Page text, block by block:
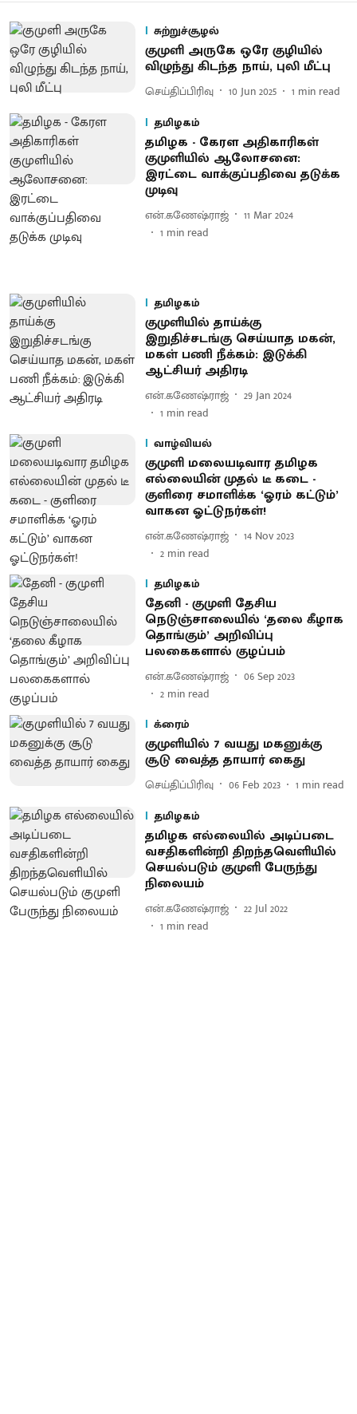
சுற்றுச்சூழல்
குமுளி அருகே ஒரே குழியில்
விழுந்து கிடந்த நாய், புலி மீட்பு
செய்திப்பிரிவு 10 Jun 2025 1 min read
தமிழகம்
தமிழக - கேரள அதிகாரிகள்
குமுளியில் ஆலோசனை:
இரட்டை வாக்குப்பதிவை தடுக்க
முடிவு
என்.கணேஷ்ராஜ்
11 Mar 2024
1 min read
தமிழகம்
குமுளியில் தாய்க்கு
இறுதிச்சடங்கு செய்யாத மகன்,
மகள் பணி நீக்கம்: இடுக்கி
ஆட்சியர் அதிரடி
என்.கணேஷ்ராஜ்
29 Jan 2024
1 min read
வாழ்வியல்
குமுளி மலையடிவார தமிழக
எல்லையின் முதல் டீ கடை -
குளிரை சமாளிக்க ‘ஓரம் கட்டும்’
வாகன ஓட்டுநர்கள்!
என்.கணேஷ்ராஜ்
14 Nov 2023
2 min read
தமிழகம்
தேனி - குமுளி தேசிய
நெடுஞ்சாலையில் ‘தலை கீழாக
தொங்கும்’ அறிவிப்பு
பலகைகளால் குழப்பம்
என்.கணேஷ்ராஜ்
06 Sep 2023
2 min read
க்ரைம்
குமுளியில் 7 வயது மகனுக்கு
சூடு வைத்த தாயார் கைது
செய்திப்பிரிவு 06 Feb 2023 1 min read
தமிழகம்
தமிழக எல்லையில் அடிப்படை
வசதிகளின்றி திறந்தவெளியில்
செயல்படும் குமுளி பேருந்து
நிலையம்
என்.கணேஷ்ராஜ்
22 Jul 2022
1 min read